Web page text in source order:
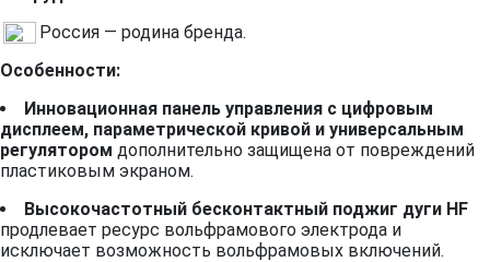
Россия — родина бренда.
Особенности:
Инновационная панель управления с цифровым
дисплеем, параметрической кривой и универсальным
регулятором дополнительно защищена от повреждений
пластиковым экраном.
Высокочастотный бесконтактный поджиг дуги HF
продлевает ресурс вольфрамового электрода и
исключает возможность вольфрамовых включений.